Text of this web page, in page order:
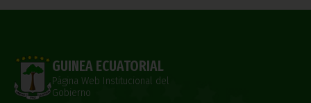
GUINEA ECUATORIAL
Página Web Institucional del
Gobierno